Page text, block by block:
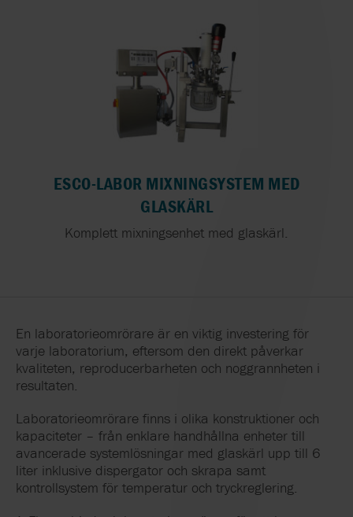
ESCO-LABOR MIXNINGSYSTEM MED
GLASKÄRL
Komplett mixningsenhet med glaskärl.
En laboratorieomrörare är en viktig investering för
varje laboratorium, eftersom den direkt påverkar
kvaliteten, reproducerbarheten och noggrannheten i
resultaten.
Laboratorieomrörare finns i olika konstruktioner och
kapaciteter – från enklare handhållna enheter till
avancerade systemlösningar med glaskärl upp till 6
liter inklusive dispergator och skrapa samt
kontrollsystem för temperatur och tryckreglering.